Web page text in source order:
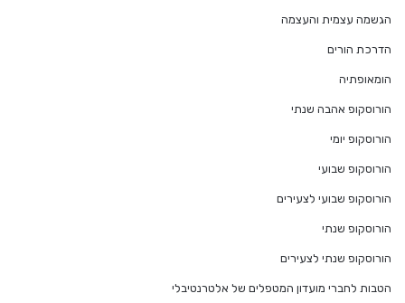
הגשמה עצמית והעצמה
הדרכת הורים
הומאופתיה
הורוסקופ אהבה שנתי
הורוסקופ יומי
הורוסקופ שבועי
הורוסקופ שבועי לצעירים
הורוסקופ שנתי
הורוסקופ שנתי לצעירים
הטבות לחברי מועדון המטפלים של אלטרנטיבלי